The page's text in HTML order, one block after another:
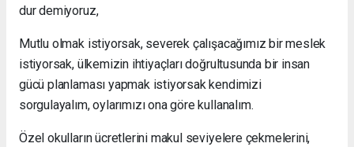
dur demiyoruz,
Mutlu olmak istiyorsak, severek çalışacağımız bir meslek
istiyorsak, ülkemizin ihtiyaçları doğrultusunda bir insan
gücü planlaması yapmak istiyorsak kendimizi
sorgulayalım, oylarımızı ona göre kullanalım.
Özel okulların ücretlerini makul seviyelere çekmelerini,